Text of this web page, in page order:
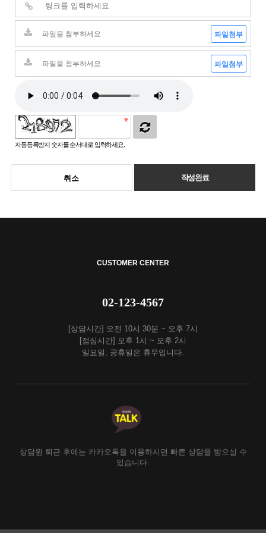
파일첨부
파일첨부
자동등록방지 숫자를 순서대로 입력하세요.
취소 작성완료
CUSTOMER CENTER
02-123-4567
[상담시간] 오전 10시 30분 ~ 오후 7시
[점심시간] 오후 1시 ~ 오후 2시
일요일, 공휴일은 휴무입니다.
상담원 퇴근 후에는 카카오톡을 이용하시면 빠른 상담을 받으실 수
있습니다.